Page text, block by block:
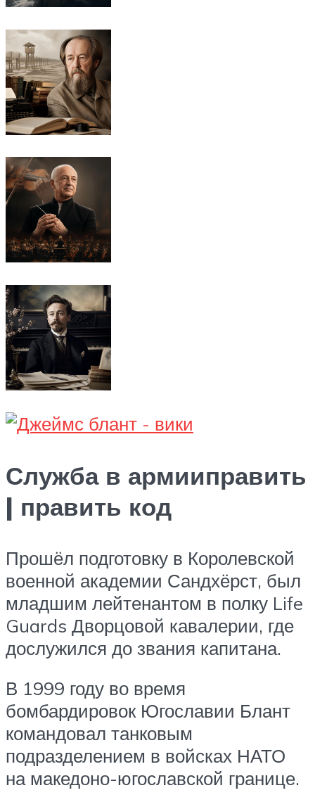
Служба в армииправить
| править код
Прошёл подготовку в Королевской
военной академии Сандхёрст, был
младшим лейтенантом в полку Life
Guards Дворцовой кавалерии, где
дослужился до звания капитана.
В 1999 году во время
бомбардировок Югославии Блант
командовал танковым
подразделением в войсках НАТО
на македоно-югославской границе.